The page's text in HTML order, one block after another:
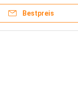
Bestpreis